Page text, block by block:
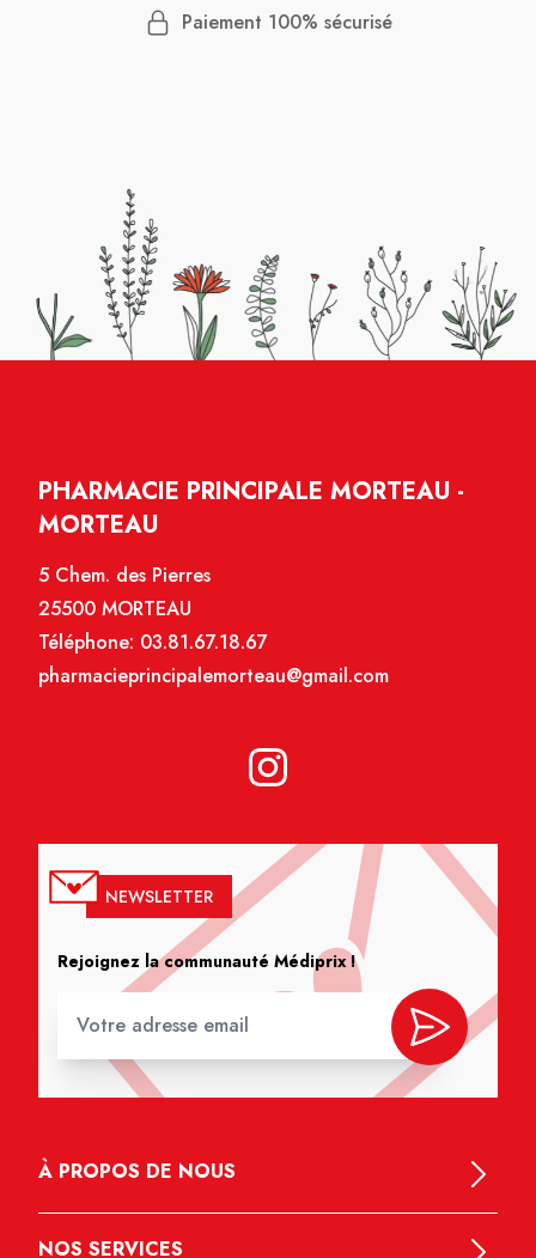
Paiement 100% sécurisé
PHARMACIE PRINCIPALE MORTEAU -
MORTEAU
5 Chem. des Pierres
25500 MORTEAU
Téléphone: 03.81.67.18.67
pharmacieprincipalemorteau@gmail.com
NEWSLETTER
Rejoignez la communauté Médiprix !
À PROPOS DE NOUS
NOS SERVICES